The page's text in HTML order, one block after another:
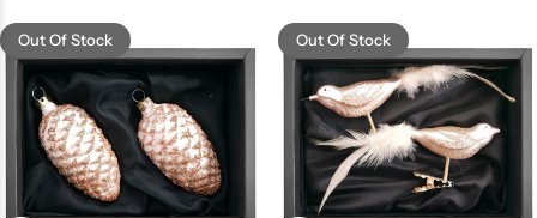
Out Of Stock Out Of Stock